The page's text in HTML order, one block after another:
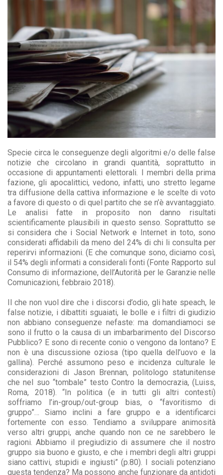
Specie circa le conseguenze degli algoritmi e/o delle false
notizie che circolano in grandi quantità, soprattutto in
occasione di appuntamenti elettorali. I membri della prima
fazione, gli apocalittici, vedono, infatti, uno stretto legame
tra diffusione della cattiva informazione e le scelte di voto
a favore di questo o di quel partito che se n’è avvantaggiato.
Le analisi fatte in proposito non danno risultati
scientificamente plausibili in questo senso. Soprattutto se
si considera che i Social Network e Internet in toto, sono
considerati affidabili da meno del 24% di chi li consulta per
reperirvi informazioni. (E che comunque sono, diciamo così,
il 54% degli informati a considerali fonti (Fonte Rapporto sul
Consumo di informazione, dell’Autorità per le Garanzie nelle
Comunicazioni, febbraio 2018).
Il che non vuol dire che i discorsi d’odio, gli hate speach, le
false notizie, i dibattiti sguaiati, le bolle e i filtri di giudizio
non abbiano conseguenze nefaste: ma domandiamoci se
sono il frutto o la causa di un imbarbarimento del Discorso
Pubblico? E sono di recente conio o vengono da lontano? E
non è una discussione oziosa (tipo quella dell’uovo e la
gallina). Perché assumono peso e incidenza culturale le
considerazioni di Jason Brennan, politologo statunitense
che nel suo “tombale” testo Contro la democrazia, (Luiss,
Roma, 2018). “In politica (e in tutti gli altri contesti)
soffriamo l’in-group/out-group bias, o “favoritismo di
gruppo”… Siamo inclini a fare gruppo e a identificarci
fortemente con esso. Tendiamo a sviluppare animosità
verso altri gruppi, anche quando non ce ne sarebbero le
ragioni. Abbiamo il pregiudizio di assumere che il nostro
gruppo sia buono e giusto, e che i membri degli altri gruppi
siano cattivi, stupidi e ingiusti” (p.80). I sociali potenziano
questa tendenza? Ma possono anche funzionare da antidoti